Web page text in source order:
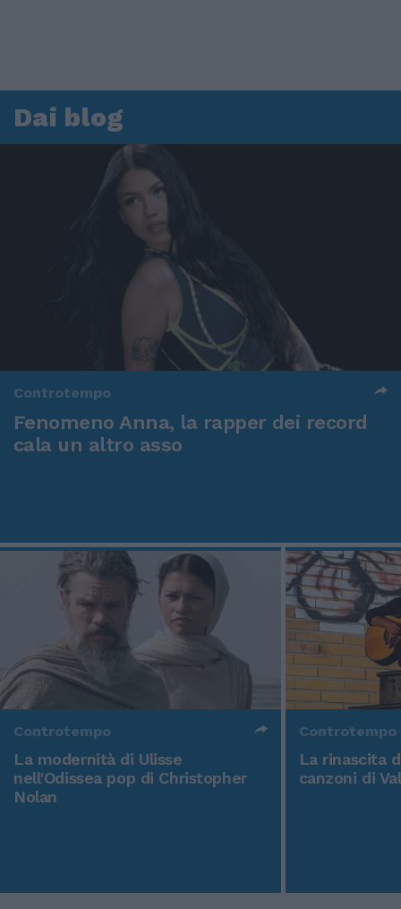
Dai blog
Controtempo
Fenomeno Anna, la rapper dei record
cala un altro asso
Controtempo
La modernità di Ulisse
nell'Odissea pop di Christopher
Nolan
Controtempo
La rinascita
canzoni di